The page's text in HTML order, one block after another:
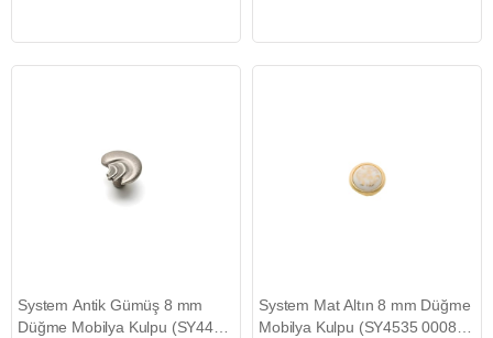
System Antik Gümüş 8 mm
Düğme Mobilya Kulpu (SY4475
System Mat Altın 8 mm Düğme
Mobilya Kulpu (SY4535 0008